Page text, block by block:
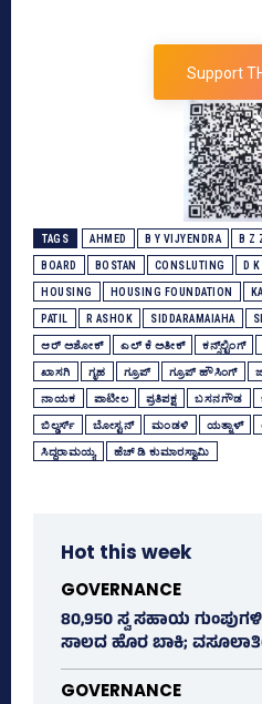
Support
TAGS AHMED B Y VIJYENDRA B Z
BOARD BOSTAN CONSLUTING D
HOUSING HOUSING FOUNDATION
PATIL R ASHOK SIDDARAMAIAHA
ಆರ್‌ ಅಶೋಕ್‌ ಎಲ್‌ ಕೆ ಅತೀಕ್‌ ಕನ್ಸ್‌ಲ್ಟಿಂಗ್‌
ಖಾಸಗಿ ಗೃಹ ಗ್ರೂಪ್ ಗ್ರೂಪ್ ಹೌಸಿಂಗ್
ನಾಯಕ ಪಾಟೀಲ ಪ್ರತಿಪಕ್ಷ ಬಸನಗೌಡ
ಬಿಲ್ಡರ್ಸ್ ಬೋಸ್ಟನ್ ಮಂಡಳಿ ಯತ್ನಾಳ್‌
ಸಿದ್ದರಾಮಯ್ಯ ಹೆಚ್‌ ಡಿ ಕುಮಾರಸ್ವಾಮಿ
Hot this week
GOVERNANCE
80,950 ಸ್ವ ಸಹಾಯ
ಸಾಲದ ಹೊರ ಬಾಕಿ;
GOVERNANCE